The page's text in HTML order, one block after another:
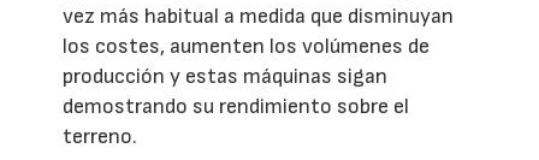
vez más habitual a medida que disminuyan
los costes, aumenten los volúmenes de
producción y estas máquinas sigan
demostrando su rendimiento sobre el
terreno.